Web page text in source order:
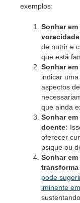
exemplos:
Sonhar
de nutrir e
que está
Sonhar
indicar
aspectos
que ainda
Sonhar
doente:
oferecer
psique ou
Sonhar
pode
iminente